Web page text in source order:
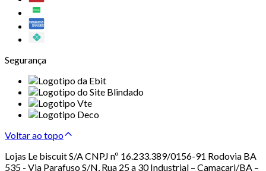
Segurança
Voltar ao topo
Lojas Le biscuit S/A CNPJ nº 16.233.389/0156-91 Rodovia BA
535 - Via Parafuso S/N, Rua 25 a 30 Industrial – Camaçari/BA –